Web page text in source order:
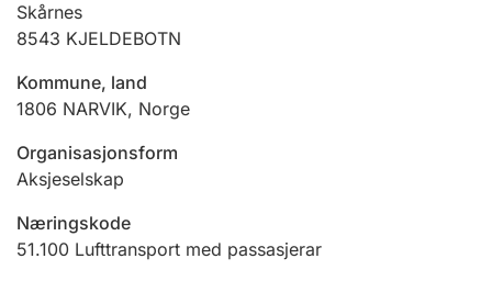
Jeger
Ektepaktrettleiaren
Andre tema
Skårnes
8543 KJELDEBOTN
Kommune, land
1806 NARVIK, Norge
Organisasjonsform
Aksjeselskap
Næringskode
51.100 Lufttransport med passasjerar